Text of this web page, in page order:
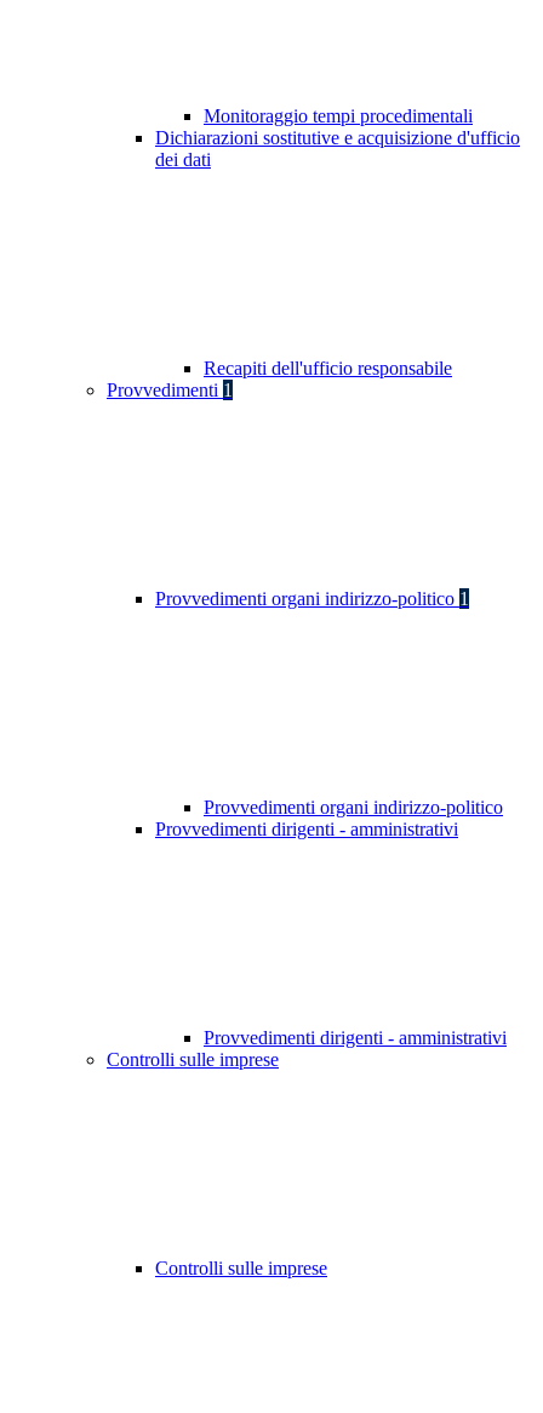
Monitoraggio tempi procedimentali
Dichiarazioni sostitutive e acquisizione d'ufficio
dei dati
Recapiti dell'ufficio responsabile
Provvedimenti 1
Provvedimenti organi indirizzo-politico 1
Provvedimenti organi indirizzo-politico
Provvedimenti dirigenti - amministrativi
Provvedimenti dirigenti - amministrativi
Controlli sulle imprese
Controlli sulle imprese